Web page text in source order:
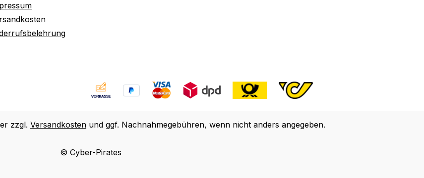
zzgl. Versandkosten und ggf. Nachnahmegebühren, wenn nicht anders angegeben.
© Cyber-Pirates